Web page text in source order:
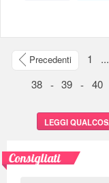
Precedenti 1 ...
38 - 39 - 40
LEGGI
Consigliati